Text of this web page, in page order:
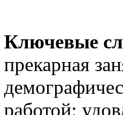
Ключевые
прекарная
работой;